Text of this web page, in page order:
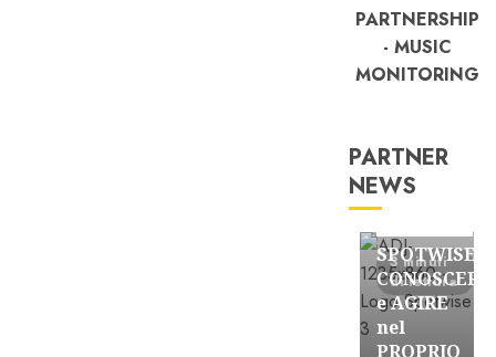
PARTNERSHIP
- MUSIC
MONITORING
PARTNER
NEWS
3 minuti
di lettura
FREE
SPOTWISE:
CONOSCERE
e AGIRE
nel
PROPRIO